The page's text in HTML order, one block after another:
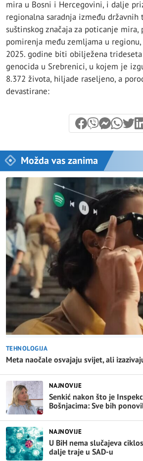
mira u Bosni i Hercegovini, i dalje
regionalna saradnja između državnih
suštinskog značaja za poticanje mira,
pomirenja među zemljama u
2025. godine biti obilježena
genocida u Srebrenici, u kojem je
8.372 života, hiljade raseljeno, a
devastirane:
Možda vas zanima
TEHNOLOGIJA
Meta naočale osvajaju svijet, ali
NAJNOVIJE
Senkić nakon što je
Bošnjacima: Sve bih
NAJNOVIJE
U BiH nema slučajeva
dalje traje u SAD-u